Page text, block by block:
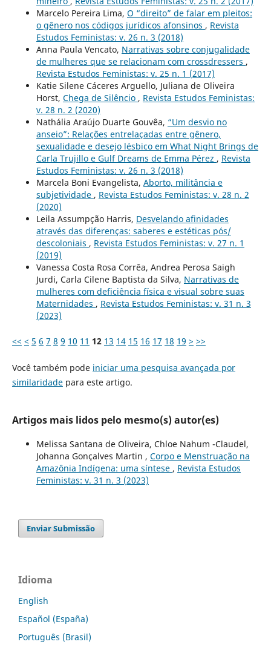
Marcelo Pereira Lima, O “direito” de falar em pleitos:
o gênero nos códigos jurídicos afonsinos , Revista
Estudos Feministas: v. 26 n. 3 (2018)
Anna Paula Vencato, Narrativas sobre conjugalidade
de mulheres que se relacionam com crossdressers ,
Revista Estudos Feministas: v. 25 n. 1 (2017)
Katie Silene Cáceres Arguello, Juliana de Oliveira
Horst, Chega de Silêncio , Revista Estudos Feministas:
v. 28 n. 2 (2020)
Nathália Araújo Duarte Gouvêa, “Um desvio no
anseio”: Relações entrelaçadas entre gênero,
sexualidade e desejo lésbico em What Night Brings de
Carla Trujillo e Gulf Dreams de Emma Pérez , Revista
Estudos Feministas: v. 26 n. 3 (2018)
Marcela Boni Evangelista, Aborto, militância e
subjetividade , Revista Estudos Feministas: v. 28 n. 2
(2020)
Leila Assumpção Harris, Desvelando afinidades
através das diferenças: saberes e estéticas pós/
descoloniais , Revista Estudos Feministas: v. 27 n. 1
(2019)
Vanessa Costa Rosa Corrêa, Andrea Perosa Saigh
Jurdi, Carla Cilene Baptista da Silva, Narrativas de
mulheres com deficiência física e visual sobre suas
Maternidades , Revista Estudos Feministas: v. 31 n. 3
(2023)
<< < 5 6 7 8 9 10 11 12 13 14 15 16 17 18 19 > >>
Você também pode iniciar uma pesquisa avançada por
similaridadepara este artigo.
Artigos mais lidos pelo mesmo(s) autor(es)
Melissa Santana de Oliveira, Chloe Nahum -Claudel,
Johanna Gonçalves Martin , Corpo e Menstruação na
Amazônia Indígena: uma síntese , Revista Estudos
Feministas: v. 31 n. 3 (2023)
Enviar Submissão
Idioma
English
Español (España)
Português (Brasil)